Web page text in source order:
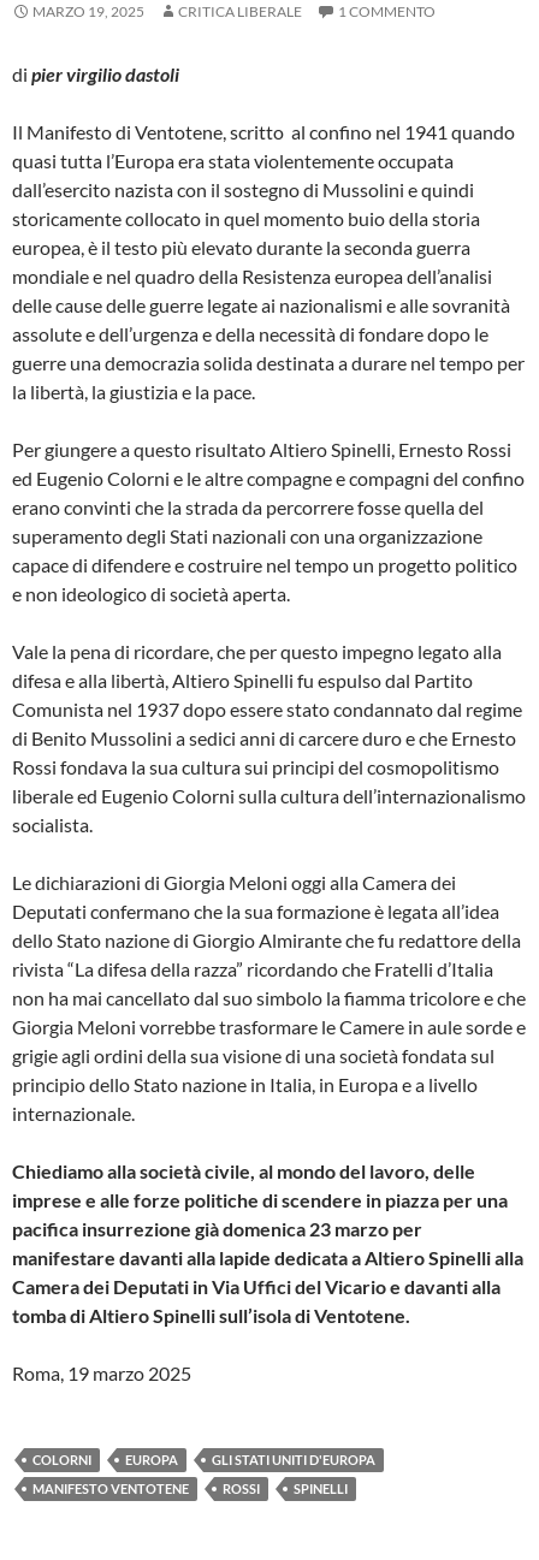
MARZO 19, 2025 CRITICA LIBERALE 1 COMMENTO
di pier virgilio dastoli
Il Manifesto di Ventotene, scritto al confino nel 1941 quando
quasi tutta l’Europa era stata violentemente occupata
dall’esercito nazista con il sostegno di Mussolini e quindi
storicamente collocato in quel momento buio della storia
europea, è il testo più elevato durante la seconda guerra
mondiale e nel quadro della Resistenza europea dell’analisi
delle cause delle guerre legate ai nazionalismi e alle sovranità
assolute e dell’urgenza e della necessità di fondare dopo le
guerre una democrazia solida destinata a durare nel tempo per
la libertà, la giustizia e la pace.
Per giungere a questo risultato Altiero Spinelli, Ernesto Rossi
ed Eugenio Colorni e le altre compagne e compagni del confino
erano convinti che la strada da percorrere fosse quella del
superamento degli Stati nazionali con una organizzazione
capace di difendere e costruire nel tempo un progetto politico
e non ideologico di società aperta.
Vale la pena di ricordare, che per questo impegno legato alla
difesa e alla libertà, Altiero Spinelli fu espulso dal Partito
Comunista nel 1937 dopo essere stato condannato dal regime
di Benito Mussolini a sedici anni di carcere duro e che Ernesto
Rossi fondava la sua cultura sui principi del cosmopolitismo
liberale ed Eugenio Colorni sulla cultura dell’internazionalismo
socialista.
Le dichiarazioni di Giorgia Meloni oggi alla Camera dei
Deputati confermano che la sua formazione è legata all’idea
dello Stato nazione di Giorgio Almirante che fu redattore della
rivista “La difesa della razza” ricordando che Fratelli d’Italia
non ha mai cancellato dal suo simbolo la fiamma tricolore e che
Giorgia Meloni vorrebbe trasformare le Camere in aule sorde e
grigie agli ordini della sua visione di una società fondata sul
principio dello Stato nazione in Italia, in Europa e a livello
internazionale.
Chiediamo alla società civile, al mondo del lavoro, delle
imprese e alle forze politiche di scendere in piazza per una
pacifica insurrezione già domenica 23 marzo per
manifestare davanti alla lapide dedicata a Altiero Spinelli alla
Camera dei Deputati in Via Uffici del Vicario e davanti alla
tomba di Altiero Spinelli sull’isola di Ventotene.
Roma, 19 marzo 2025
COLORNI EUROPA
GLI STATI UNITI D'EUROPA
MANIFESTO VENTOTENE
ROSSI SPINELLI